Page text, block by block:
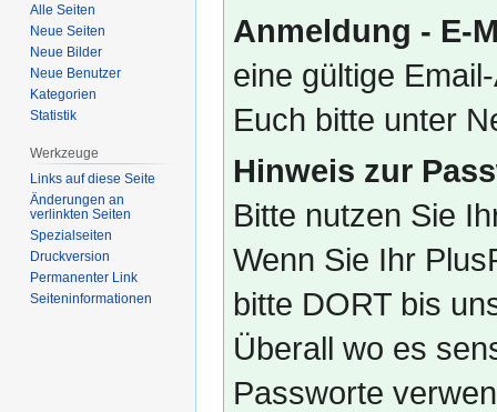
Anmeldung - E-
eine gültige
Euch bitte unter
Hinweis zur
Bitte nutzen Sie
Wenn Sie Ihr
bitte DORT bis
Überall wo es
Passworte
Alle Seiten
Neue Seiten
Neue Bilder
Neue Benutzer
Kategorien
Statistik
Werkzeuge
Links auf diese Seite
Änderungen an
verlinkten Seiten
Spezialseiten
Druckversion
Permanenter Link
Seiten­­informationen